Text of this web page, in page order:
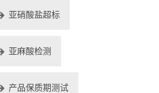
亚硝酸盐超标
亚麻酸检测
产品保质期测试